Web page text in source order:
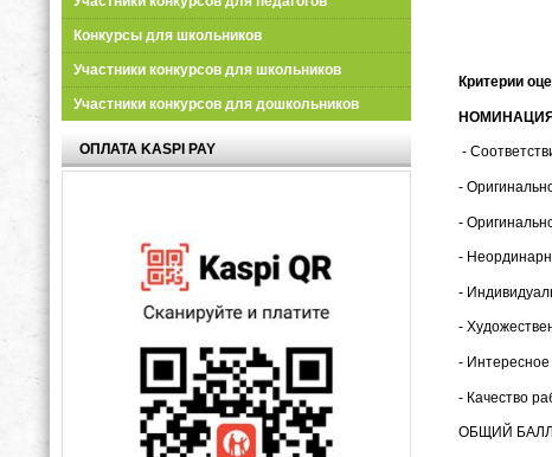
Конкурсы для школьников
Участники конкурсов для школьников
Участники конкурсов для дошкольников
ОПЛАТА KASPI PAY
Критерии
-
-
-
-
-
-
-
- Качество
ОБЩИЙ